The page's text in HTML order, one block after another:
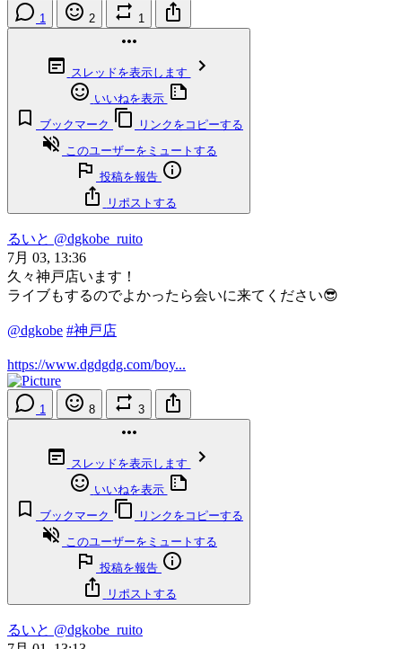
1 2 1
スレッドを表示します
いいねを表示
ブックマーク
リンクをコピーする
このユーザーをミュートする
投稿を報告
リポストする
るいと @dgkobe_ruito
7月 03, 13:36
久々神戸店います！
ライブもするのでよかったら会いに来てください😎
@dgkobe #神戸店
https://www.dgdgdg.com/boy...
1 8 3
スレッドを表示します
いいねを表示
ブックマーク
リンクをコピーする
このユーザーをミュートする
投稿を報告
リポストする
るいと @dgkobe_ruito